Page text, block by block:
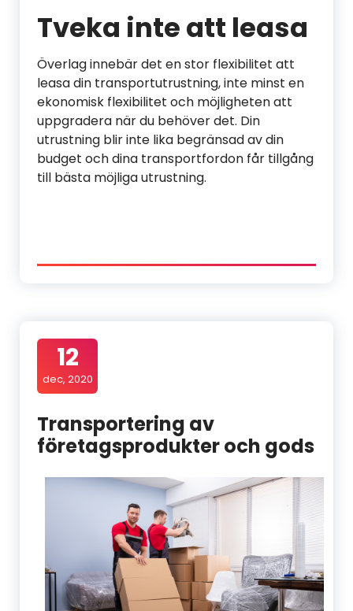
Tveka inte att leasa
Överlag innebär det en stor flexibilitet att
leasa din transportutrustning, inte minst en
ekonomisk flexibilitet och möjligheten att
uppgradera när du behöver det. Din
utrustning blir inte lika begränsad av din
budget och dina transportfordon får tillgång
till bästa möjliga utrustning.
12
dec, 2020
Transportering av
företagsprodukter och gods